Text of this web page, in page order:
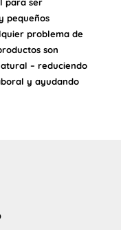
para ser
pequeños
problema de
son
– reduciendo
y ayudando